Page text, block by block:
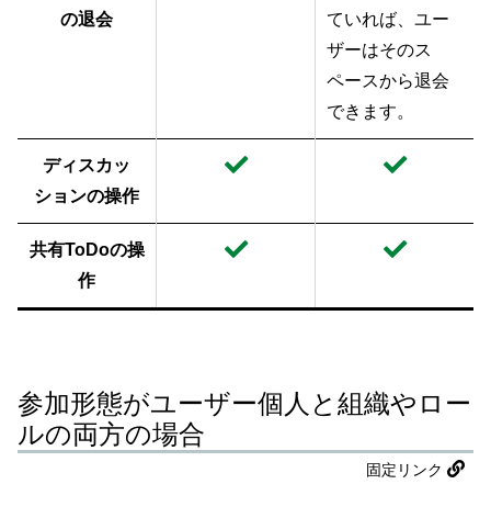
の退会
ていれば、ユー
ザーはそのス
ペースから退会
できます。
ディスカッ
ションの操作
共有ToDoの操
作
参加形態がユーザー個人と組織やロー
ルの両方の場合
固定リンク